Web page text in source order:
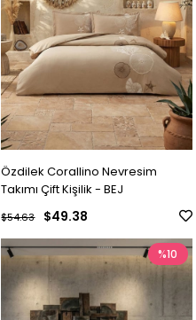
Özdilek Corallino Nevresim
Takımı Çift Kişilik - BEJ
$49.38
$54.63
%10